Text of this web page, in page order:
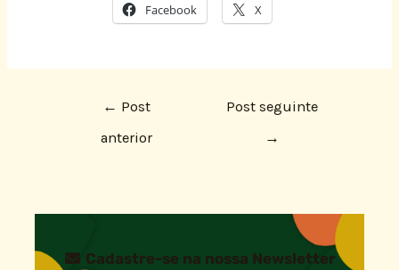
Facebook X
← Post
anterior
Post seguinte
→
Cadastre-se na nossa Newsletter